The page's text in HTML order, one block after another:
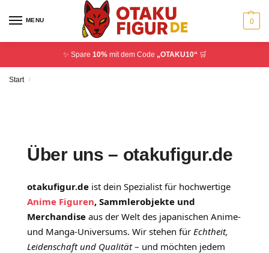
MENU 0
✨ Spare 10%mit dem Code „OTAKU10“ 🛒
Start /
Über uns – otakufigur.de
otakufigur.de ist dein Spezialist für hochwertige
Anime Figuren, Sammlerobjekte und
Merchandise aus der Welt des japanischen Anime-
und Manga-Universums. Wir stehen für Echtheit,
Leidenschaft und Qualität– und möchten jedem